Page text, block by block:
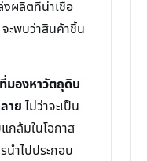
ผลิตที่น่าเชื่อ
ะพบว่าสินค้าชิ้น
มองหาวัตถุดิบ
าย ไม่ว่าจะเป็น
กล้มในโอกาส
ำไปประกอบ